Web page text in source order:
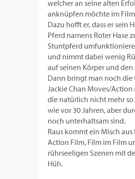
welcher an seine alten
anknüpfen möchte im Film
Dazu hofft er, dass er sein
Pferd namens Roter Hase
Stuntpferd
und nimmt dabei wenig
auf seinen Körper und den
Dann bringt man noch die
Jackie Chan Moves/Action
die natürlich nicht mehr so
wie vor 30 Jahren, aber
noch unterhaltsam sind.
Raus kommt ein Misch aus
Action Film, Film im Film
rührseeligen Szenen mit
Hüh.